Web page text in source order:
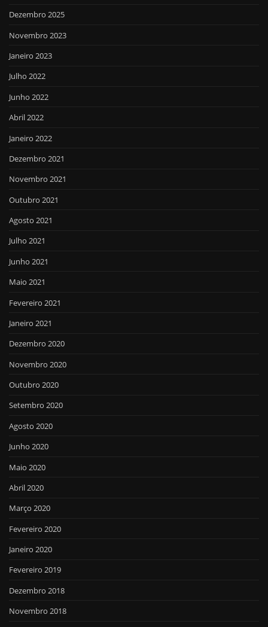
Dezembro 2025
Novembro 2023
Janeiro 2023
Julho 2022
Junho 2022
Abril 2022
Janeiro 2022
Dezembro 2021
Novembro 2021
Outubro 2021
Agosto 2021
Julho 2021
Junho 2021
Maio 2021
Fevereiro 2021
Janeiro 2021
Dezembro 2020
Novembro 2020
Outubro 2020
Setembro 2020
Agosto 2020
Junho 2020
Maio 2020
Abril 2020
Março 2020
Fevereiro 2020
Janeiro 2020
Fevereiro 2019
Dezembro 2018
Novembro 2018